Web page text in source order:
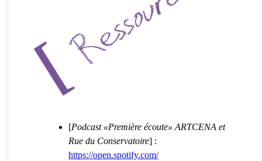
[Podcast «Première écoute» ARTCENA et
Rue du Conservatoire] :
https://open.spotify.com/